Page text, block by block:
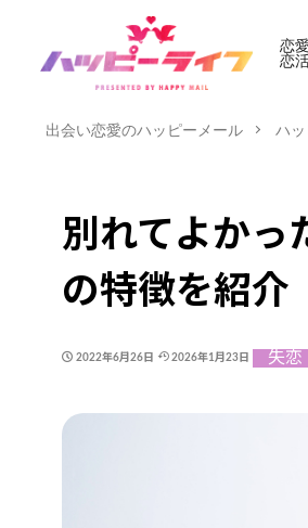
恋
恋
出会い恋愛のハッピーメール ハ
別れてよかっ
の特徴を紹介
2022年6月26日 2026年1月23日 失恋